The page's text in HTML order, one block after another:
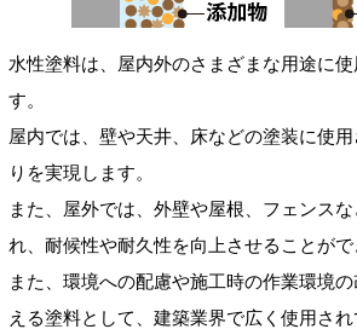
水性塗料は、屋内外のさまざまな用途に
す。
屋内では、壁や天井、床などの塗装に使
りを実現します。
また、屋外では、外壁や屋根、フェンス
れ、耐候性や耐久性を向上させることがで
また、環境への配慮や施工時の作業環境
える塗料として、建築業界で広く使用され